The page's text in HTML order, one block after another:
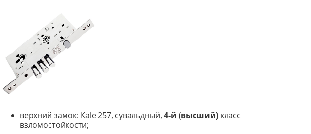
верхний замок: Kale 257, сувальдный, 4-й (высший) класс
взломостойкости;